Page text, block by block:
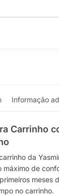
Informação
Carrinho
da
máximo de
meses
no carrinho.